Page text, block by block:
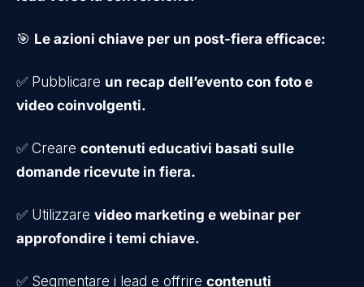
🎯 Le azioni chiave per un post-fiera efficace:
✅ Pubblicare un recap dell’evento con foto e
video coinvolgenti.
✅ Creare contenuti educativi basati sulle
domande ricevute in fiera.
✅ Utilizzare video marketing e webinar per
approfondire i temi chiave.
✅ Segmentare i lead e offrire contenuti